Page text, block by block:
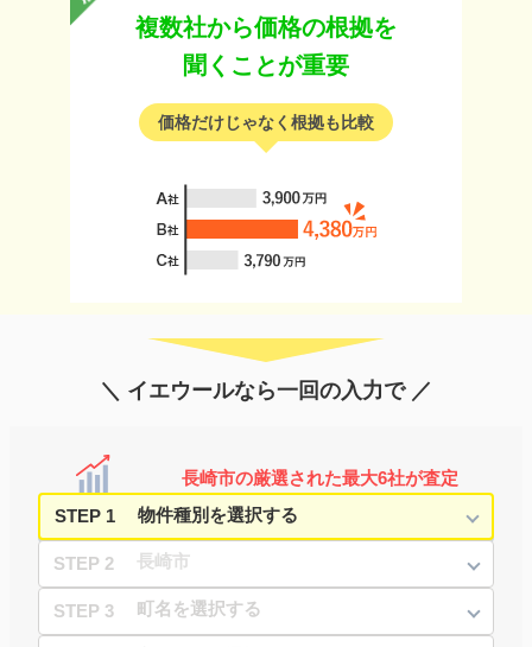
複数社から価格の根拠を
聞くことが重要
価格だけじゃなく根拠も比較
＼ イエウールなら一回の入力で ／
長崎市の厳選された最大6社が査定
STEP 1
STEP 2
STEP 3